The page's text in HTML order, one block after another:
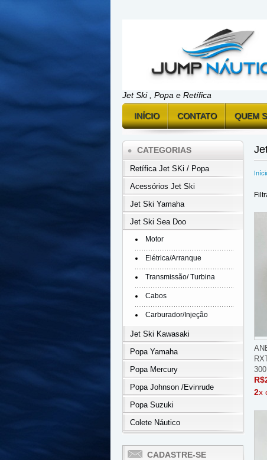
Jet Ski , Popa e Retífica
INÍCIO CONTATO QUEM
CATEGORIAS
Retífica Jet SKi / Popa
Acessórios Jet Ski
Jet Ski Yamaha
Jet Ski Sea Doo
Motor
Elétrica/Arranque
Transmissão/ Turbina
Cabos
Carburador/Injeção
Jet Ski Kawasaki
Popa Yamaha
Popa Mercury
Popa Johnson /Evinrude
Popa Suzuki
Colete Náutico
CADASTRE-SE
2x